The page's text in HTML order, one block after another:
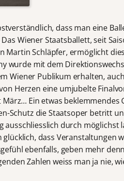
dass man eine
Wiener Staatsballett, seit
Martin Schläpfer, ermöglicht
wurde mit dem
Wiener Publikum erhalten,
Herzen eine umjubelte
Ein etwas beklemmendes
Schutz die Staatsoper betritt
ausschliesslich durch möglichst
dass Veranstaltungen
ebenfalls, geben mehr
Zahlen weiss man ja nie,